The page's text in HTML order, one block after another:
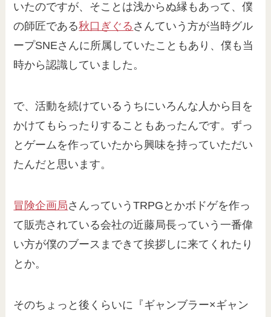
いたのですが、そことは浅からぬ縁もあって、僕
の師匠である秋口ぎぐる さんていう方が当時グル
ープSNEさんに所属していたこともあり、僕も当
時から認識していました。
で、活動を続けているうちにいろんな人から目を
かけてもらったりすることもあったんです。ずっ
とゲームを作っていたから興味を持っていただい
たんだと思います。
冒険企画局さんっていうTRPGとかボドゲを作っ
て販売されている会社の近藤局長っていう一番偉
い方が僕のブースまできて挨拶しに来てくれたり
とか。
そのちょっと後くらいに『ギャンブラー×ギャン